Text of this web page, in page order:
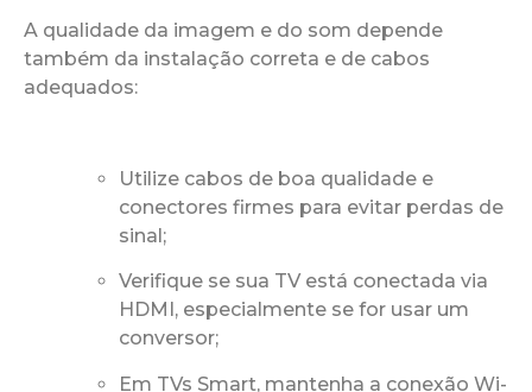
A qualidade da imagem e do som depende
também da instalação correta e de cabos
adequados:
Utilize cabos de boa qualidade e
conectores firmes para evitar perdas de
sinal;
Verifique se sua TV está conectada via
HDMI, especialmente se for usar um
conversor;
Em TVs Smart, mantenha a conexão Wi-